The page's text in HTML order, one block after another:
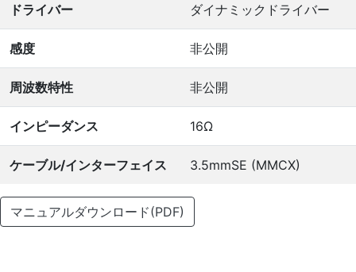
ドライバー ダイナミックドライバー
感度 非公開
周波数特性 非公開
インピーダンス 16Ω
ケーブル/インターフェイス 3.5mmSE (MMCX)
マニュアルダウンロード(PDF)